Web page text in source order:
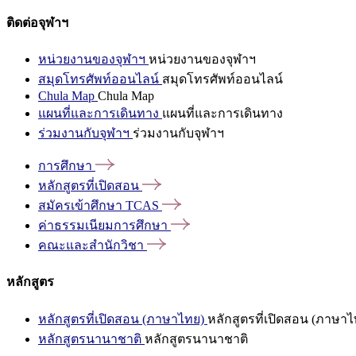
ติดต่อจุฬาฯ
หน่วยงานของจุฬาฯ หน่วยงานของจุฬาฯ
สมุดโทรศัพท์ออนไลน์ สมุดโทรศัพท์ออนไลน์
Chula Map Chula Map
แผนที่และการเดินทาง แผนที่และการเดินทาง
ร่วมงานกับจุฬาฯ ร่วมงานกับจุฬาฯ
การศึกษา
หลักสูตรที่เปิดสอน
สมัครเข้าศึกษา TCAS
ค่าธรรมเนียมการศึกษา
คณะและสำนักวิชา
หลักสูตร
หลักสูตรที่เปิดสอน (ภาษาไทย) หลักสูตรที่เปิดสอน (ภาษาไ
หลักสูตรนานาชาติ หลักสูตรนานาชาติ